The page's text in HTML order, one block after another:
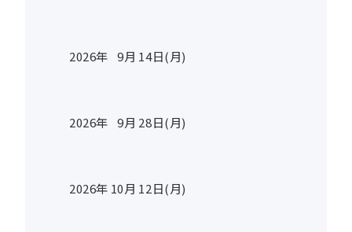
2026年 9月 14日(月)
2026年 9月 28日(月)
2026年 10月 12日(月)